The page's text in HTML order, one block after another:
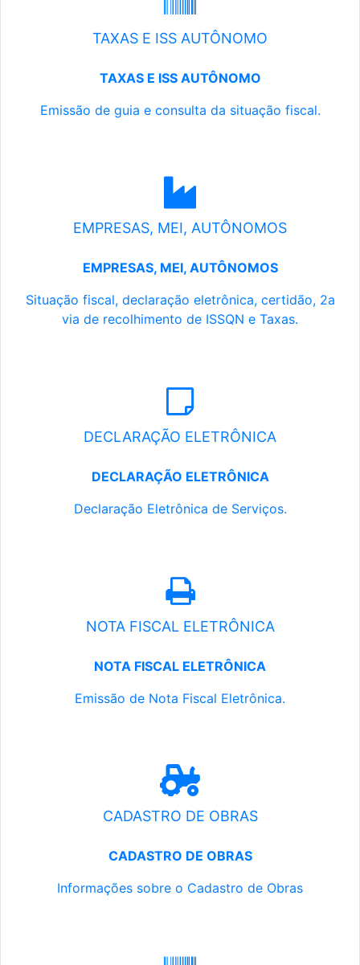
TAXAS E ISS AUTÔNOMO
TAXAS E ISS AUTÔNOMO
Emissão de guia e consulta da situação fiscal.
EMPRESAS, MEI, AUTÔNOMOS
EMPRESAS, MEI, AUTÔNOMOS
Situação fiscal, declaração eletrônica, certidão, 2a
via de recolhimento de ISSQN e Taxas.
DECLARAÇÃO ELETRÔNICA
DECLARAÇÃO ELETRÔNICA
Declaração Eletrônica de Serviços.
NOTA FISCAL ELETRÔNICA
NOTA FISCAL ELETRÔNICA
Emissão de Nota Fiscal Eletrônica.
CADASTRO DE OBRAS
CADASTRO DE OBRAS
Informações sobre o Cadastro de Obras